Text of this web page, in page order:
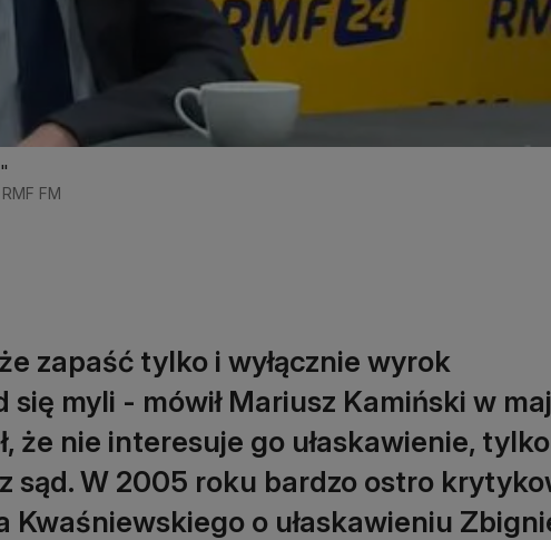
FM
zapaść tylko i wyłącznie wyrok
się myli - mówił Mariusz Kamiński w
że nie interesuje go ułaskawienie, tylko
sąd. W 2005 roku bardzo ostro
Kwaśniewskiego o ułaskawieniu